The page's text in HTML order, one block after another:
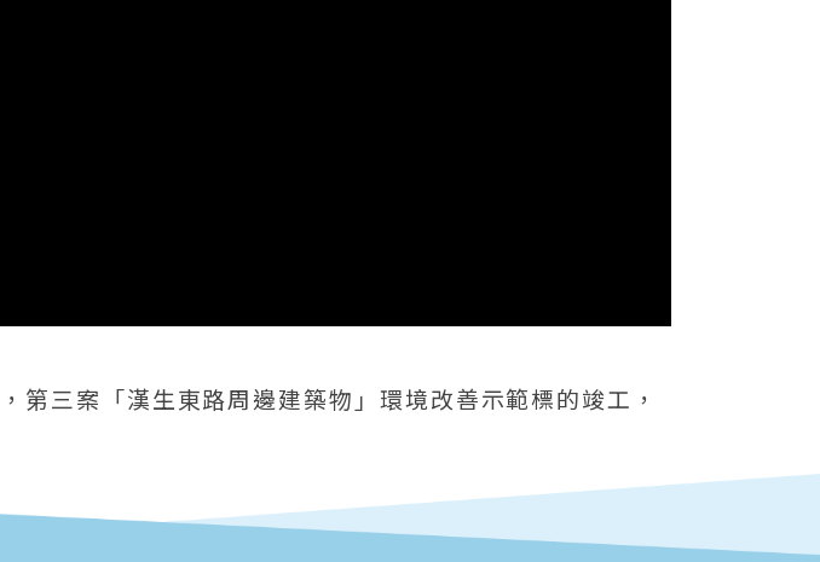
三案「漢生東路周邊建築物」環境改善示範標的竣工，